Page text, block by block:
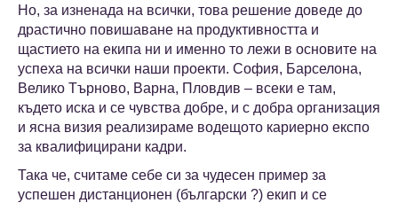
Но, за изненада на всички, това решение доведе до
драстично повишаване на продуктивността и
щастието на екипа ни и именно то лежи в основите на
успеха на всички наши проекти. София, Барселона,
Велико Търново, Варна, Пловдив – всеки е там,
където иска и се чувства добре, и с добра организация
и ясна визия реализираме водещото кариерно експо
за квалифицирани кадри.
Така че, считаме себе си за чудесен пример за
успешен дистанционен (български ?) екип и се